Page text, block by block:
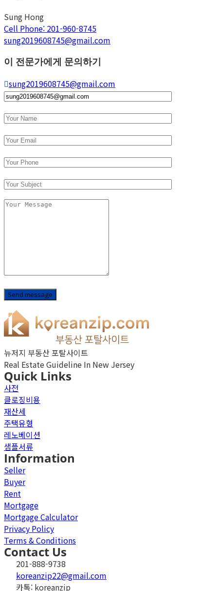
Sung Hong
Cell Phone: 201-960-8745
sung2019608745@gmail.com
이 전문가에게 문의하기
sung2019608745@gmail.com
뉴저지 부동산 포탈사이트
Real Estate Guideline In New Jersey
Quick Links
사전
클로징비용
재산세
주택유형
레노베이션
샘플서류
Information
Seller
Buyer
Rent
Mortgage
Mortgage Calculator
Privacy Policy
Terms & Conditions
Contact Us
201-888-9738
koreanzip22@gmail.com
카톡: koreanzip